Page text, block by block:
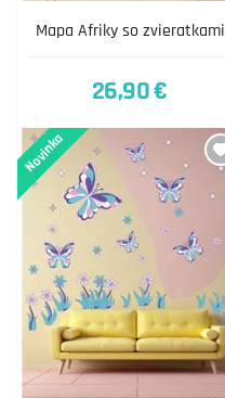
Mapa Afriky so zvieratkami
26,90 €
Novinka